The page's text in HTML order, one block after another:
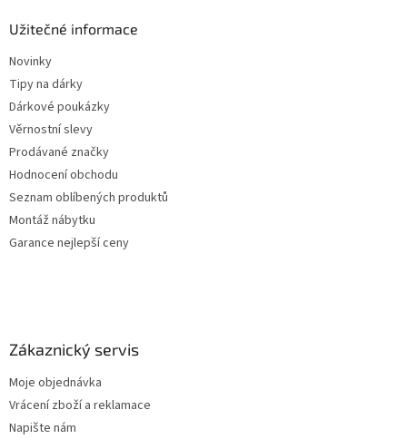
Užitečné informace
Novinky
Tipy na dárky
Dárkové poukázky
Věrnostní slevy
Prodávané značky
Hodnocení obchodu
Seznam oblíbených produktů
Montáž nábytku
Garance nejlepší ceny
Zákaznický servis
Moje objednávka
Vrácení zboží a reklamace
Napište nám